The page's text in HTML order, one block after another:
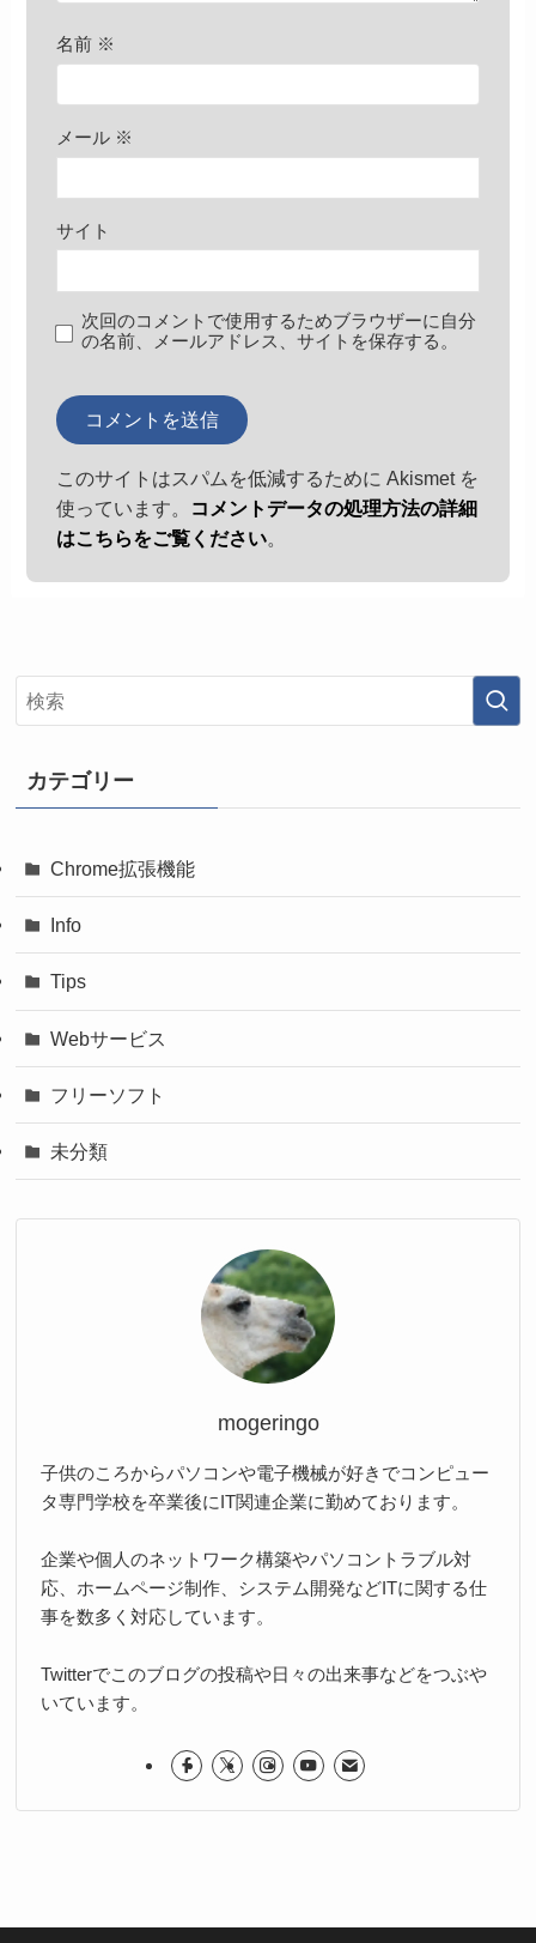
名前 ※
メール ※
サイト
次回のコメントで使用するためブラウザーに自分
の名前、メールアドレス、サイトを保存する。
このサイトはスパムを低減するために Akismet を
使っています。
コメントデータの処理方法の詳細
はこちらをご覧ください。
カテゴリー
Chrome拡張機能
Info
Tips
Webサービス
フリーソフト
未分類
mogeringo
子供のころからパソコンや電子機械が好きでコンピュー
タ専門学校を卒業後にIT関連企業に勤めております。
企業や個人のネットワーク構築やパソコントラブル対
応、ホームページ制作、システム開発などITに関する仕
事を数多く対応しています。
Twitterでこのブログの投稿や日々の出来事などをつぶや
いています。